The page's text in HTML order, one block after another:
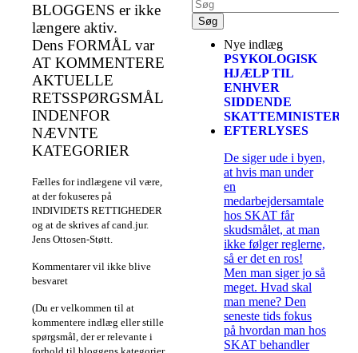
BLOGGENS er ikke
længere aktiv.
Dens FORMÅL var
AT KOMMENTERE
AKTUELLE
RETSSPØRGSMÅL
INDENFOR
NÆVNTE
KATEGORIER
Fælles for indlægene vil være,
at der fokuseres på
INDIVIDETS RETTIGHEDER
og at de skrives af cand.jur.
Jens Ottosen-Støtt.
Kommentarer vil ikke blive
besvaret
(Du er velkommen til at
kommentere indlæg eller stille
spørgsmål, der er relevante i
Nye indlæg
PSYKOLOGISK
HJÆLP TIL
ENHVER
SIDDENDE
SKATTEMINISTER
EFTERLYSES
De siger ude i byen,
at hvis man under
en
medarbejdersamtale
hos SKAT får
skudsmålet, at man
ikke følger reglerne,
så er det en ros!
Men man siger jo så
meget. Hvad skal
man mene? Den
seneste tids fokus
på hvordan man hos
SKAT behandler